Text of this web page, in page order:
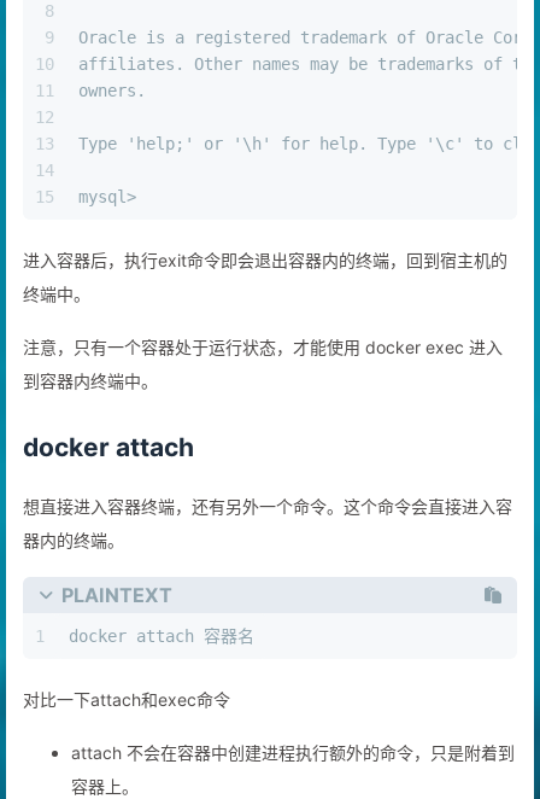
8
9
10
11
12
13
14
15
Oracle is a registered trademark of Oracle
affiliates. Other names may be trademarks of
owners.
Type 'help;' or '\h' for help. Type '\c' to
mysql>
进入容器后，执行exit命令即会退出容器内的终端，回到宿主机的
终端中。
注意，只有一个容器处于运行状态，才能使用 docker exec 进入
到容器内终端中。
docker attach
想直接进入容器终端，还有另外一个命令。这个命令会直接进入容
器内的终端。
PLAINTEXT
1 docker attach 容器名
对比一下attach和exec命令
attach 不会在容器中创建进程执行额外的命令，只是附着到
容器上。